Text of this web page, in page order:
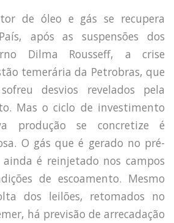
de óleo e gás se recupera
após as suspensões dos
Dilma Rousseff, a crise
temerária da Petrobras, que
desvios revelados pela
Mas o ciclo de investimento
produção se concretize é
O gás que é gerado no pré-
é reinjetado nos campos
de escoamento. Mesmo
dos leilões, retomados no
há previsão de arrecadação